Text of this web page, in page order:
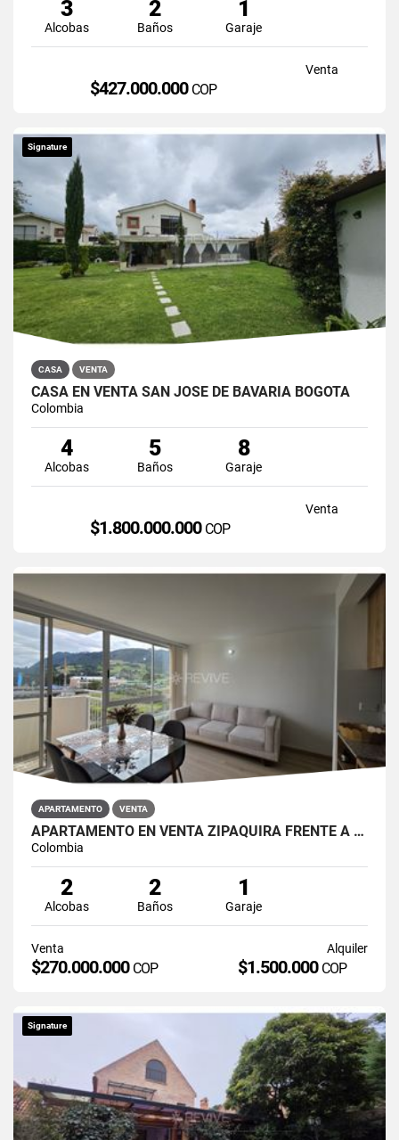
3
Alcobas
2
Baños
1
Garaje
Venta
$427.000.000 COP
Signature
CASA VENTA
CASA EN VENTA SAN JOSÉ DE BAVARIA BOGOTÁ
Colombia
4
Alcobas
5
Baños
8
Garaje
Venta
$1.800.000.000 COP
APARTAMENTO VENTA
APARTAMENTO EN VENTA ZIPAQUIRÁ FRENTE A LA UNIMINUTO
Colombia
2
Alcobas
2
Baños
1
Garaje
Venta
$270.000.000 COP
Alquiler
$1.500.000 COP
Signature